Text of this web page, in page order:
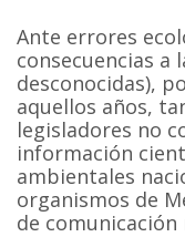
Ante errores
consecuencias a
desconocidas),
aquellos años,
legisladores no
información
ambientales
organismos de
de comunicación